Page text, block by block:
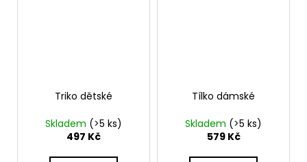
Triko dětské
Skladem (>5 ks)
497 Kč
Tílko dámské
Skladem (>5 ks)
579 Kč